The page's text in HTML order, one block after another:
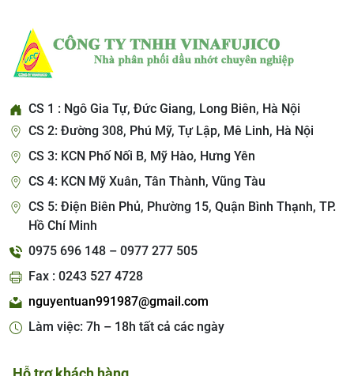
CS 1 : Ngô Gia Tự, Đức Giang, Long Biên, Hà Nội
CS 2: Đường 308, Phú Mỹ, Tự Lập, Mê Linh, Hà Nội
CS 3: KCN Phố Nối B, Mỹ Hào, Hưng Yên
CS 4: KCN Mỹ Xuân, Tân Thành, Vũng Tàu
CS 5: Điện Biên Phủ, Phường 15, Quận Bình Thạnh, TP.
Hồ Chí Minh
0975 696 148 – 0977 277 505
Fax : 0243 527 4728
nguyentuan991987@gmail.com
Làm việc: 7h – 18h tất cả các ngày